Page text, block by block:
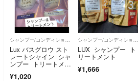
シャンプー/コンディショナーセット
Lux バスグロウ スト
レートシャイン シャ
ンプー トリートメン
¥1,020
シャンプー/コンディショナーセット
LUX シャンプー ト
リートメント
¥1,666